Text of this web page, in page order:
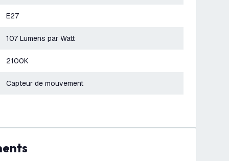
E27
107 Lumens par Watt
2100K
Capteur de mouvement